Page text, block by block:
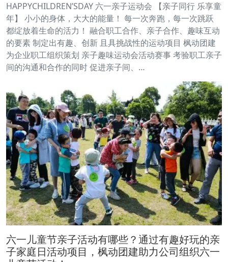
HAPPYCHILDREN’SDAY 六一亲子运动会 【亲子同行 乐享童
年】 小小的身体，大大的能量！ 每一次奔跑，每一次跳跃
都绽放着生命的活力！ 融合职工合作、亲子合作、趣味互动
的要素 制定出有趣、创新 且具挑战性的运动项目 枫动团建
为企业职工组织策划 亲子趣味运动会活动赛事 考验职工亲子
间的沟通和合作的同时 促进亲子间、…
六一儿童节亲子活动有哪些？通过有趣好玩的亲
子家庭日活动项目，枫动团建助力公司组织六一